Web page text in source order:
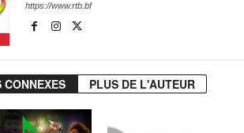
https://www.rtb.bf
PLUS DE L'AUTEUR